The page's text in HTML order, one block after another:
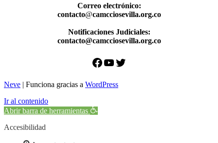
Correo electrónico:
contacto@camcciosevilla.org.co
Notificaciones Judiciales:
contacto@camcciosevilla.org.co
Facebook
YouTube
Twitter
Neve | Funciona gracias a WordPress
Ir al contenido
Abrir barra de herramientas
Accesibilidad